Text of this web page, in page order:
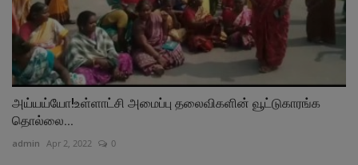
அய்யய்யோ!உள்ளாட்சி அமைப்பு தலைவிகளின் வூட்டுகாரங்க
தொல்லை...
admin Apr 2, 2022 0